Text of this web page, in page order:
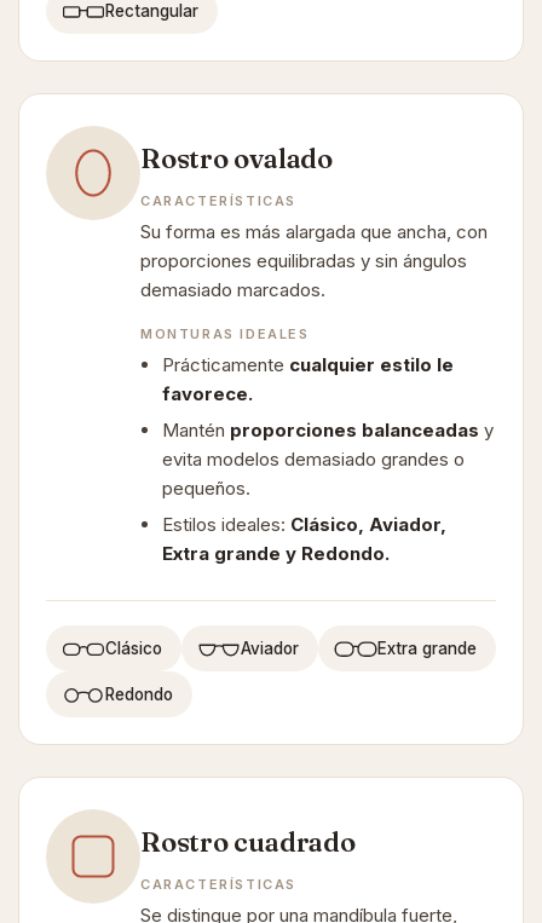
Rectangular
Rostro ovalado
CARACTERÍSTICAS
Su forma es más alargada que ancha, con
proporciones equilibradas y sin ángulos
demasiado marcados.
MONTURAS IDEALES
Prácticamente cualquier estilo le
favorece.
Mantén proporciones balanceadas y
evita modelos demasiado grandes o
pequeños.
Estilos ideales: Clásico, Aviador,
Extra grande y Redondo.
Clásico Aviador Extra grande
Redondo
Rostro cuadrado
CARACTERÍSTICAS
Se distingue por una mandíbula fuerte,